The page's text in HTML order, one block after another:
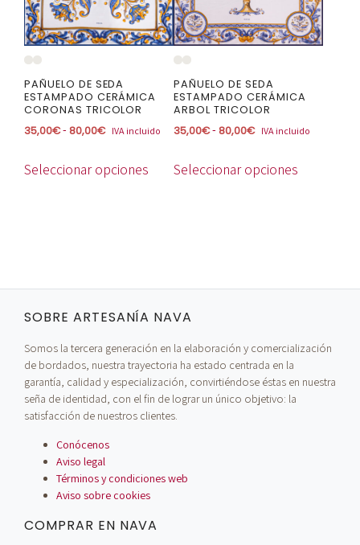
PAÑUELO DE SEDA
ESTAMPADO CERÁMICA
CORONAS TRICOLOR
35,00€- 80,00€Rango
precios:
desde
IVA incluido
Seleccionar opciones
Las
opciones
se
elegir
en
la
de
PAÑUELO DE SEDA
ESTAMPADO CERÁMICA
ARBOL TRICOLOR
35,00€- 80,00€Rango
precios:
desde
IVA incluido
Seleccionar opciones
Las
opciones
se
elegir
en
la
de
SOBRE ARTESANÍA NAVA
Somos la tercera generación en la elaboración y comercialización
de bordados, nuestra trayectoria ha estado centrada en la
garantía, calidad y especialización, convirtiéndose éstas en nuestra
seña de identidad, con el fin de lograr un único objetivo: la
satisfacción de nuestros clientes.
Conócenos
Aviso legal
Términos y condiciones web
Aviso sobre cookies
COMPRAR EN NAVA